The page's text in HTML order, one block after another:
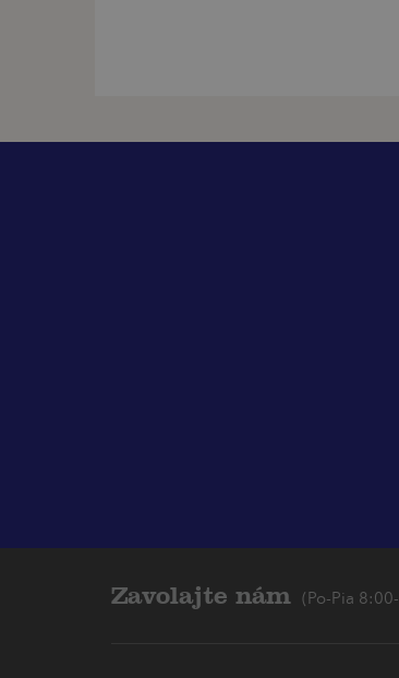
Zavolajte nám (Po-Pia